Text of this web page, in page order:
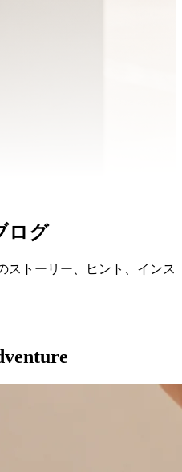
ログ
ストーリー、ヒント、インス